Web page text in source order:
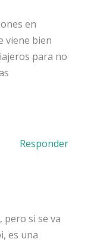
en
viene bien
para no
Responder
pero si se va
es una